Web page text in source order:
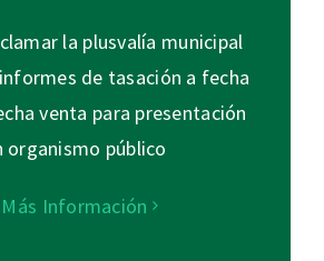
la plusvalía municipal
de tasación a fecha
venta para presentación
organismo público
Más Información